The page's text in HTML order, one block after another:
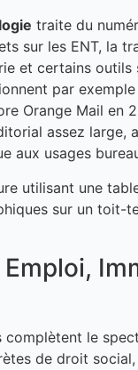
traite du
sur les ENT, la
et certains outils
par exemple
Orange Mail en
assez large,
aux usages
complètent le
de droit